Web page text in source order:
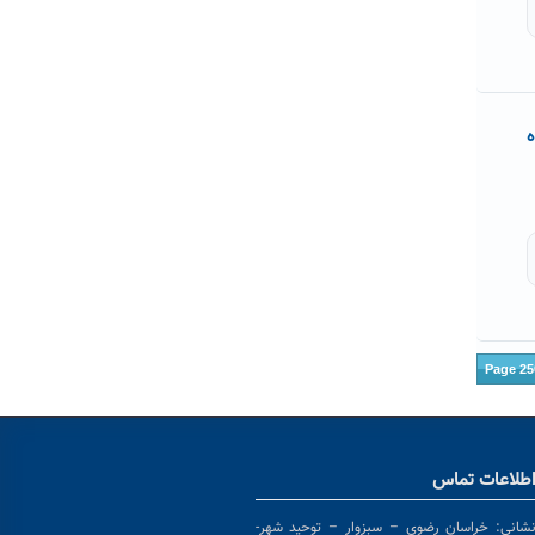
Page
تماس
خراسان رضوی – سبزوار – توحید شهر-